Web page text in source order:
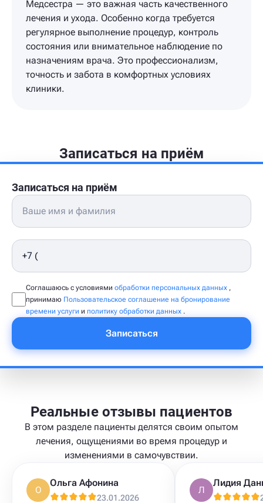
Медсестра — это важная часть качественного
лечения и ухода. Особенно когда требуется
регулярное выполнение процедур, контроль
состояния или внимательное наблюдение по
назначениям врача. Это профессионализм,
точность и забота в комфортных условиях
клиники.
Записаться на приём
Записаться на приём
Соглашаюсь с условиями обработки персональных данных ,
принимаю Пользовательское соглашение на бронирование
времени услуги и политику обработки данных .
Записаться
Реальные отзывы пациентов
В этом разделе пациенты делятся своим опытом
лечения, ощущениями во время процедур и
изменениями в самочувствии.
О
Ольга Афонина
23.01.2026
Л